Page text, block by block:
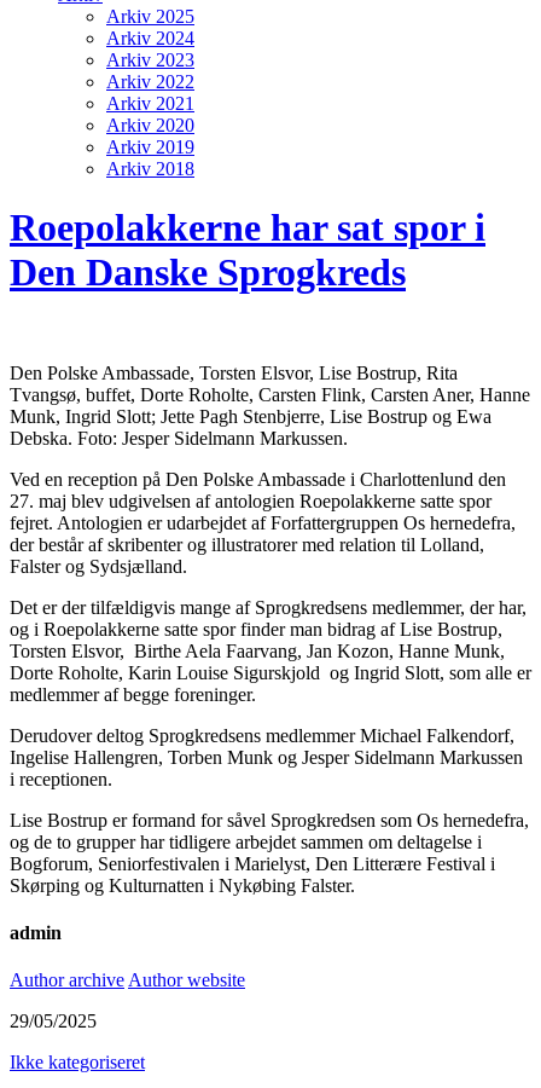
Arkiv 2025
Arkiv 2024
Arkiv 2023
Arkiv 2022
Arkiv 2021
Arkiv 2020
Arkiv 2019
Arkiv 2018
Roepolakkerne har sat spor i
Den Danske Sprogkreds
Den Polske Ambassade, Torsten Elsvor, Lise Bostrup, Rita
Tvangsø, buffet, Dorte Roholte, Carsten Flink, Carsten Aner, Hanne
Munk, Ingrid Slott; Jette Pagh Stenbjerre, Lise Bostrup og Ewa
Debska. Foto: Jesper Sidelmann Markussen.
Ved en reception på Den Polske Ambassade i Charlottenlund den
27. maj blev udgivelsen af antologien Roepolakkerne satte spor
fejret. Antologien er udarbejdet af Forfattergruppen Os hernedefra,
der består af skribenter og illustratorer med relation til Lolland,
Falster og Sydsjælland.
Det er der tilfældigvis mange af Sprogkredsens medlemmer, der har,
og i Roepolakkerne satte spor finder man bidrag af Lise Bostrup,
Torsten Elsvor, Birthe Aela Faarvang, Jan Kozon, Hanne Munk,
Dorte Roholte, Karin Louise Sigurskjold og Ingrid Slott, som alle er
medlemmer af begge foreninger.
Derudover deltog Sprogkredsens medlemmer Michael Falkendorf,
Ingelise Hallengren, Torben Munk og Jesper Sidelmann Markussen
i receptionen.
Lise Bostrup er formand for såvel Sprogkredsen som Os hernedefra,
og de to grupper har tidligere arbejdet sammen om deltagelse i
Bogforum, Seniorfestivalen i Marielyst, Den Litterære Festival i
Skørping og Kulturnatten i Nykøbing Falster.
admin
Author archive Author website
29/05/2025
Ikke kategoriseret